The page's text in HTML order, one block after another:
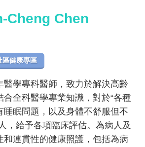
Cheng Chen
區健康專區
醫學專科醫師，致力於解決高齡
合全科醫學專業知識，對於“各種
睡眠問題，以及身體不舒服但不
，給予各項臨床評估。為病人及
和連貫性的健康照護，包括為病